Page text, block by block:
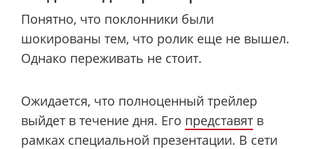
Понятно, что поклонники были
шокированы тем, что ролик еще не вышел.
Однако переживать не стоит.
Ожидается, что полноценный трейлер
выйдет в течение дня. Его представят в
рамках специальной презентации. В сети